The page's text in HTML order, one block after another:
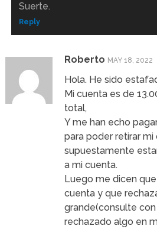
Suerte.
Reply
Roberto MAY 18, 2022
Hola. He sido
Mi cuenta es de
total,
Y me han echo
para poder retirar mi
supuestamente
a mi cuenta.
Luego me dicen
cuenta y que
grande(consulte
rechazado algo en